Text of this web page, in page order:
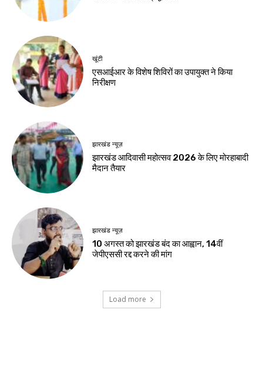
खूंटी
एसआईआर के विशेष शिविरों का उपायुक्त ने किया
निरीक्षण
झारखंड न्यूज़
झारखंड आदिवासी महोत्सव 2026 के लिए मोरहाबादी
मैदान तैयार
झारखंड न्यूज़
10 अगस्त को झारखंड बंद का आह्वान, 14वीं
जेपीएससी रद्द करने की मांग
Load more